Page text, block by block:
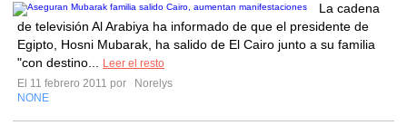
La cadena
de televisión Al Arabiya ha informado de que el presidente de
Egipto, Hosni Mubarak, ha salido de El Cairo junto a su familia
"con destino...
Leer el resto
El 11 febrero 2011 por
Norelys
NONE